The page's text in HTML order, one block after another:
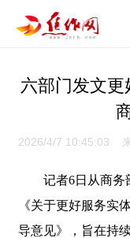
六部门发文
2026/4/7 10:45:03
记者6日从商务
《关于更好服务实
导意见》，旨在持